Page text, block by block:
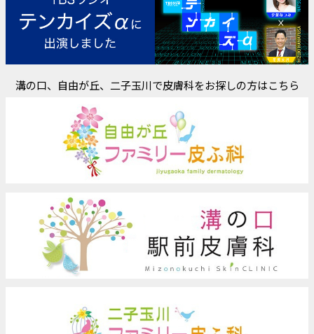
溝の口、自由が丘、二子玉川で皮膚科をお探しの方はこちら